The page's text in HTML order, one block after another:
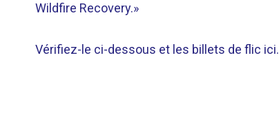
Wildfire Recovery.»
Vérifiez-le ci-dessous et les billets de flic ici.